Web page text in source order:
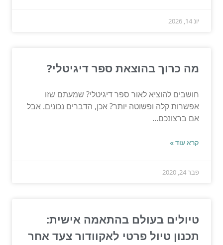
יונ 14, 2026
מה כרוך בהוצאת ספר דיגיטלי?
חושבים להוציא לאור ספר דיגיטלי? שמעתם שזו
אפשרות קלה ופשוטה יותר? אכן, הדברים נכונים. אבל
אם ברצונכם...
קרא עוד »
פבר 24, 2020
טיולים בעולם בהתאמה אישית:
תכנון טיול פרטי לאקוודור צעד אחר